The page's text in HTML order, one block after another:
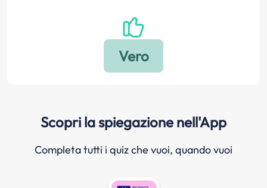
Scopri la spiegazione nell'App
Completa tutti i quiz che vuoi, quando vuoi